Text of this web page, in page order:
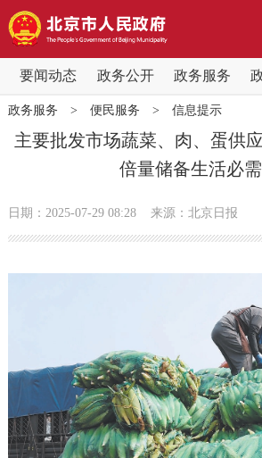
要闻动态 政务公开 政务服务
要闻动态
党中央精神 国务院信息
会议信息
机构职能
政策兑现 政策解读
决策公开 专题公开
政务服务 > 便民服务 > 信息提示
主要批发市场蔬菜、肉、蛋供
倍量储备生活必
日期：2025-07-29 08:28 来源：北京日报